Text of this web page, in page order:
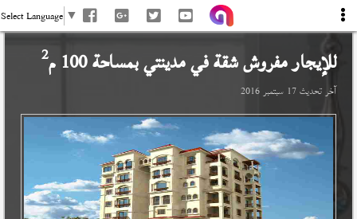
Select Language ▼
للإيجار مفروش شقة فيمدينتيبمساحة 100 م 2
آخر تحديث17 سبتمبر 2016